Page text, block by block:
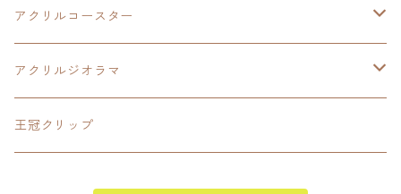
界の軌跡
アクリルジオラマ
イースⅨ
閃の軌跡Ⅳ
碧の軌跡:改
アクリルコースター
イースⅧ
閃の軌跡Ⅱ
アクリルジオラマ
閃の軌跡Ⅲ
王冠クリップ